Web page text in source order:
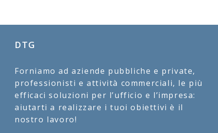
DTG
Forniamo ad aziende pubbliche e private,
professionisti e attività commerciali, le più
efficaci soluzioni per l’ufficio e l’impresa:
aiutarti a realizzare i tuoi obiettivi è il
nostro lavoro!